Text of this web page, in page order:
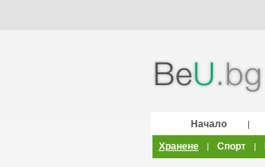
Начало |
Хранене
| Спорт |